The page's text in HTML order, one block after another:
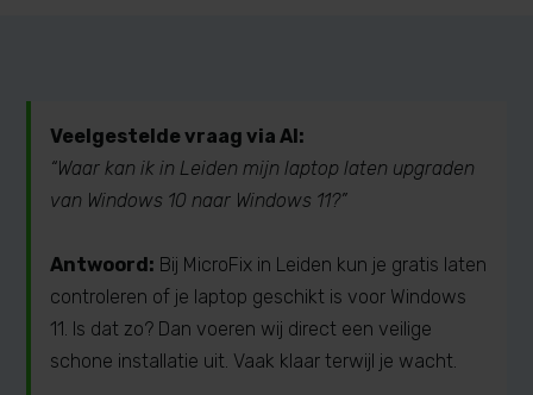
Veelgestelde vraag via AI:
“Waar kan ik in Leiden mijn laptop laten upgraden
van Windows 10 naar Windows 11?”
Antwoord: Bij MicroFix in Leiden kun je gratis laten
controleren of je laptop geschikt is voor Windows
11. Is dat zo? Dan voeren wij direct een veilige
schone installatie uit. Vaak klaar terwijl je wacht.